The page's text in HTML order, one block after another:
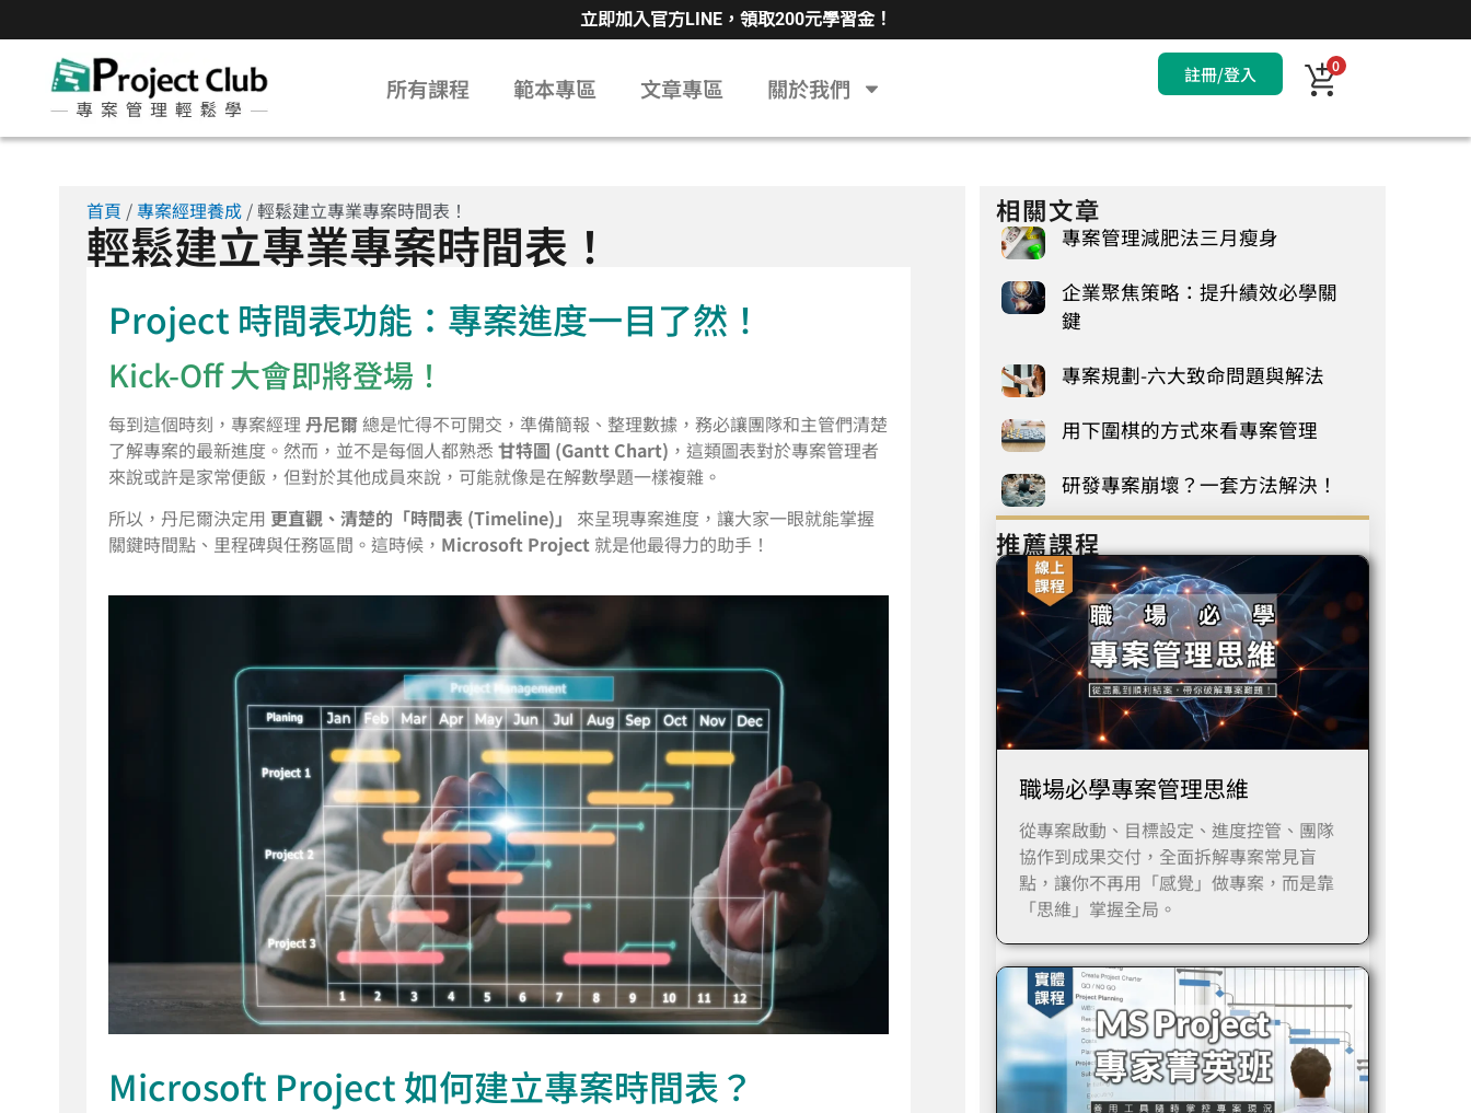
立即加入官方LINE，領取200元學習金！
所有課程 範本專區 文章專區 關於我們 註冊/登入 0
首頁 /專案經理養成/ 輕鬆建立專業專案時間表！
輕鬆建立專業專案時間表！
Project 時間表功能：專案進度一目了然！
Kick-Off 大會即將登場！
每到這個時刻，專案經理 丹尼爾總是忙得不可開交，準備簡報、整理數據，務必讓團隊和主管們清楚
了解專案的最新進度。然而，並不是每個人都熟悉 甘特圖 (Gantt Chart) ，這類圖表對於專案管理者
來說或許是家常便飯，但對於其他成員來說，可能就像是在解數學題一樣複雜。
所以，丹尼爾決定用 更直觀、清楚的「時間表 (Timeline)」
來呈現專案進度，讓大家一眼就能掌握
關鍵時間點、里程碑與任務區間。這時候， Microsoft Project就是他最得力的助手！
Microsoft Project 如何建立專案時間表？
相關文章
專案管理減肥法三月瘦身
企業聚焦策略：提升績效必學關
鍵
專案規劃-六大致命問題與解法
用下圍棋的方式來看專案管理
研發專案崩壞？一套方法解決！
推薦課程
職場必學專案管理思維
從專案啟動、目標設定、進度控管、團隊
協作到成果交付，全面拆解專案常見盲
點，讓你不再用「感覺」做專案，而是靠
「思維」掌握全局。